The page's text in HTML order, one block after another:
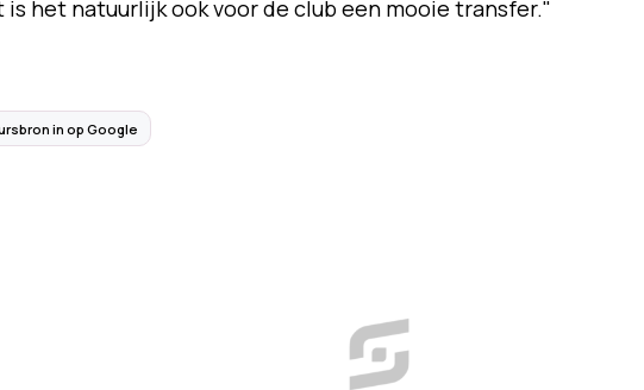
het natuurlijk ook voor de club een mooie transfer."
in op Google